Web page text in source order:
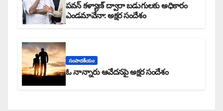
పవన్ కళ్యాణ్ ద్వారా బడుగులకు అధికారం
ఎండమావేనా: అక్షర సందేశం
సంపాదకీయం
ఓ నాన్నారు ఆవేదనపై అక్షర సందేశం